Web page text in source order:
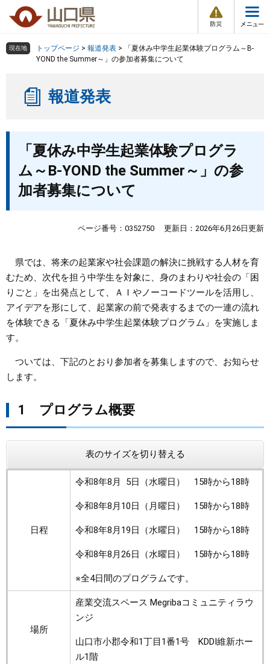
の
ー
情
報
メ
ュ
組織で探す
くらし・環境
健康・福祉
教育・文化・スポーツ
しごと・産業・観光
まちづくり
県政情報
検索の仕方 組織で探す
現在地 トップページ > 報道発表 >
「夏休み中学生起業体験プログラム～B-
YOND the Summer～」の参加者募集について
報道発表
「夏休み中学生起業体験プログラ
ム～B-YOND the Summer～」の参
加者募集について
ページ番号：0352750 更新日：2026年6月26日更新
県では、将来の起業家や社会課題の解決に挑戦する人材を育
むため、次代を担う中学生を対象に、身のまわりや社会の「困
りごと」を出発点として、ＡＩやノーコードツールを活用し、
アイデアを形にして、起業家の前で発表するまでの一連の流れ
を体験できる「夏休み中学生起業体験プログラム」を実施しま
す。
ついては、下記のとおり参加者を募集しますので、お知らせ
します。
1 プログラム概要
表のサイズを切り替える
日程
令和8年8月 5日（水曜日） 15時から18時
令和8年8月10日（月曜日） 15時から18時
令和8年8月19日（水曜日） 15時から18時
令和8年8月26日（水曜日） 15時から18時
※全4日間のプログラムです。
場所
産業交流スペース Megribaコミュニティラウ
ンジ
山口市小郡令和1丁目1番1号 KDDI維新ホー
ル1階